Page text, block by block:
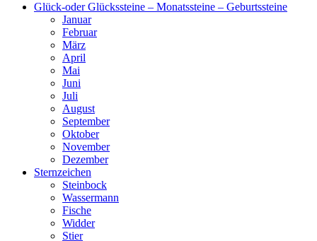
Glück-oder Glückssteine – Monatssteine – Geburtssteine
Januar
Februar
März
April
Mai
Juni
Juli
August
September
Oktober
November
Dezember
Sternzeichen
Steinbock
Wassermann
Fische
Widder
Stier